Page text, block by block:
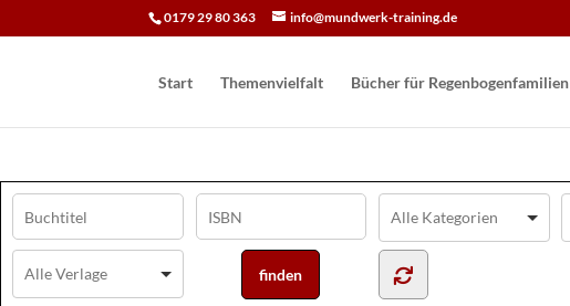
0179 29 80 363 info@mundwerk-training.de
Start Themenvielfalt Bücher für Regen­bogen­familien